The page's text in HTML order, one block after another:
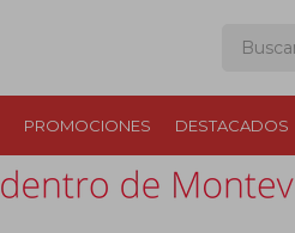
PROMOCIONES DESTACADOS